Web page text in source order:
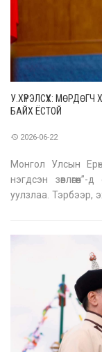
У.ХҮРЭЛСҮХ: МӨРДӨГЧ
БАЙХ ЁСТОЙ
2026-06-22
Монгол Улсын
нэгдсэн
уулзлаа. Тэрбээр,